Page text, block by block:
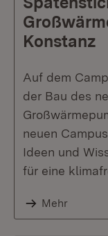
Konstanz
Auf dem
der Bau des
neuen
Ideen und
für eine
Mehr